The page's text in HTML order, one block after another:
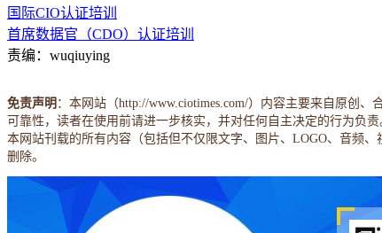
国际CIO认证培训
首席数据官（CDO）认证培训
责编：wuqiuying
免责声明 ：本网站（http://www.ciotimes.com/）内容主要来自原创
可靠性，读者在使用前请进一步核实，并对任何自主决定的行为负
本网站刊载的所有内容（包括但不仅限文字、图片、LOGO、音频
删除。